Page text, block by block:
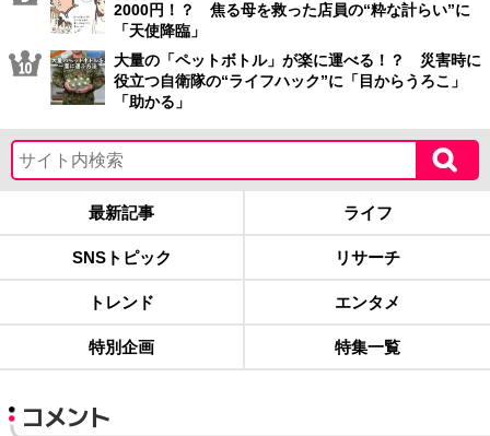
2000円！？ 焦る母を救った店員の“粋な計らい”に
「天使降臨」
大量の「ペットボトル」が楽に運べる！？ 災害時に
役立つ自衛隊の“ライフハック”に「目からうろこ」
「助かる」
最新記事 ライフ
SNSトピック リサーチ
トレンド エンタメ
特別企画 特集一覧
コメント